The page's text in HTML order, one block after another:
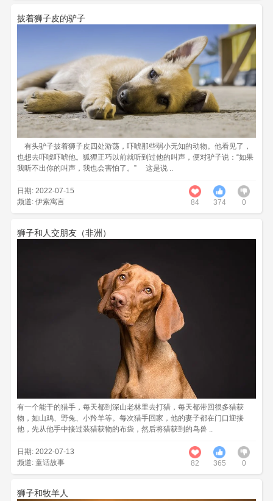
披着狮子皮的驴子
有头驴子披着狮子皮四处游荡，吓唬那些弱小无知的动物。他看见了，
也想去吓唬吓唬他。狐狸正巧以前就听到过他的叫声，便对驴子说：“如果
我听不出你的叫声，我也会害怕了。” 这是说 ..
日期: 2022-07-15
频道: 伊索寓言 84 374 0
狮子和人交朋友（非洲）
有一个能干的猎手，每天都到深山老林里去打猎，每天都带回很多猎获
物，如山鸡、野兔、小羚羊等。每次猎手回家，他的妻子都在门口迎接
他，先从他手中接过装猎获物的布袋，然后将猎获到的鸟兽 ..
日期: 2022-07-13
频道: 童话故事 82 365 0
狮子和牧羊人